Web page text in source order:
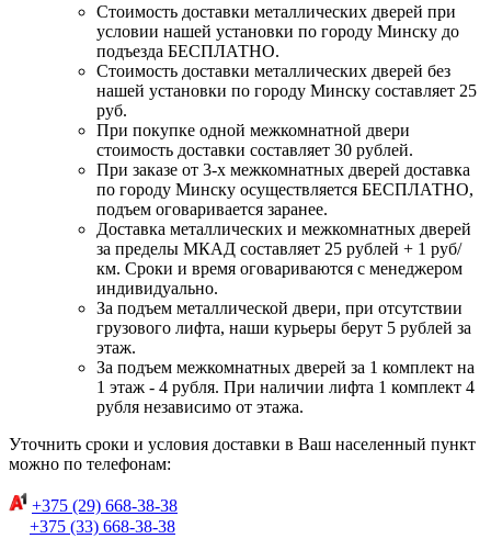
Стоимость доставки металлических дверей при
условии нашей установки по городу Минску до
подъезда БЕСПЛАТНО.
Стоимость доставки металлических дверей без
нашей установки по городу Минску составляет 25
руб.
При покупке одной межкомнатной двери
стоимость доставки составляет 30 рублей.
При заказе от 3-х межкомнатных дверей доставка
по городу Минску осуществляется БЕСПЛАТНО,
подъем оговаривается заранее.
Доставка металлических и межкомнатных дверей
за пределы МКАД составляет 25 рублей + 1 руб/
км. Сроки и время оговариваются с менеджером
индивидуально.
За подъем металлической двери, при отсутствии
грузового лифта, наши курьеры берут 5 рублей за
этаж.
За подъем межкомнатных дверей за 1 комплект на
1 этаж - 4 рубля. При наличии лифта 1 комплект 4
рубля независимо от этажа.
Уточнить сроки и условия доставки в Ваш населенный пункт
можно по телефонам:
+375 (29) 668-38-38
+375 (33) 668-38-38